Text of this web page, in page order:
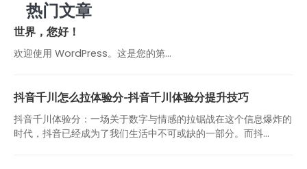
热门文章
世界，您好！
欢迎使用 WordPress。这是您的第…
抖音千川怎么拉体验分-抖音千川体验分提升技巧
抖音千川体验分：一场关于数字与情感的拉锯战在这个信息爆炸的
时代，抖音已经成为了我们生活中不可或缺的一部分。而抖...